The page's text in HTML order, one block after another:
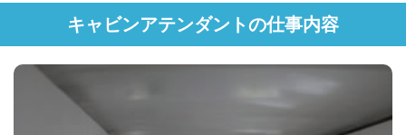
キャビンアテンダントの仕事内容